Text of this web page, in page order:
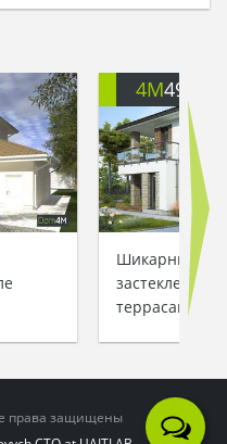
дом, а через
метаморфозы. Но
он вспоминал
законодателем
4M499
Шикарный
террасами
права защищены